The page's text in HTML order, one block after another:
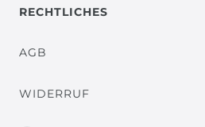
RECHTLICHES
AGB
WIDERRUF